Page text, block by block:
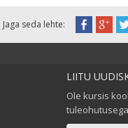
Jaga seda lehte:
LIITU
Ole kursis